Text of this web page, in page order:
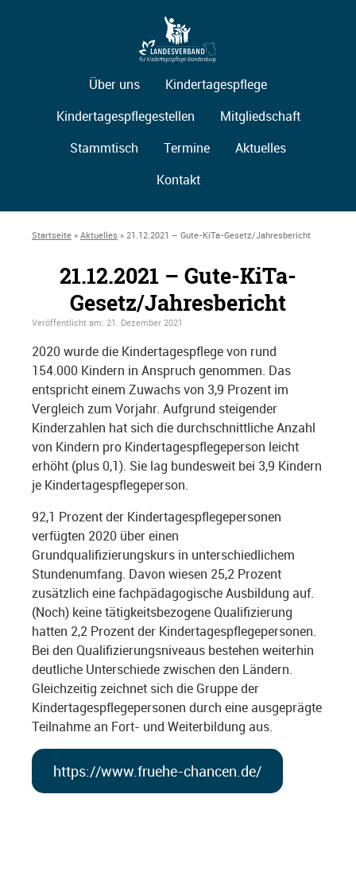
Über uns
Kindertagespflege
Kindertagespflegestellen
Mitgliedschaft
Stammtisch
Termine
Aktuelles
Kontakt
Startseite » Aktuelles » 21.12.2021 – Gute-KiTa-Gesetz/Jahresbericht
21.12.2021 – Gute-KiTa-
Gesetz/Jahresbericht
Veröffentlicht am: 21. Dezember 2021
2020 wurde die Kindertagespflege von rund
154.000 Kindern in Anspruch genommen. Das
entspricht einem Zuwachs von 3,9 Prozent im
Vergleich zum Vorjahr. Aufgrund steigender
Kinderzahlen hat sich die durchschnittliche Anzahl
von Kindern pro Kindertagespflegeperson leicht
erhöht (plus 0,1). Sie lag bundesweit bei 3,9 Kindern
je Kindertagespflegeperson.
92,1 Prozent der Kindertagespflegepersonen
verfügten 2020 über einen
Grundqualifizierungskurs in unterschiedlichem
Stundenumfang. Davon wiesen 25,2 Prozent
zusätzlich eine fachpädagogische Ausbildung auf.
(Noch) keine tätigkeitsbezogene Qualifizierung
hatten 2,2 Prozent der Kindertagespflegepersonen.
Bei den Qualifizierungsniveaus bestehen weiterhin
deutliche Unterschiede zwischen den Ländern.
Gleichzeitig zeichnet sich die Gruppe der
Kindertagespflegepersonen durch eine ausgeprägte
Teilnahme an Fort- und Weiterbildung aus.
https://www.fruehe-chancen.de/